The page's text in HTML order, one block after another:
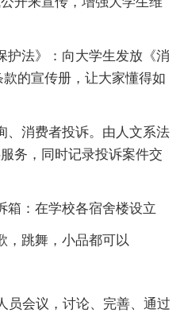
法》：向大学生发放《消
的宣传册，让大家懂得如
消费者投诉。由人文系法
务，同时记录投诉案件交
：在学校各宿舍楼设立
跳舞，小品都可以
会议，讨论、完善、通过